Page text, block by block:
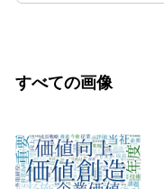
すべての画像